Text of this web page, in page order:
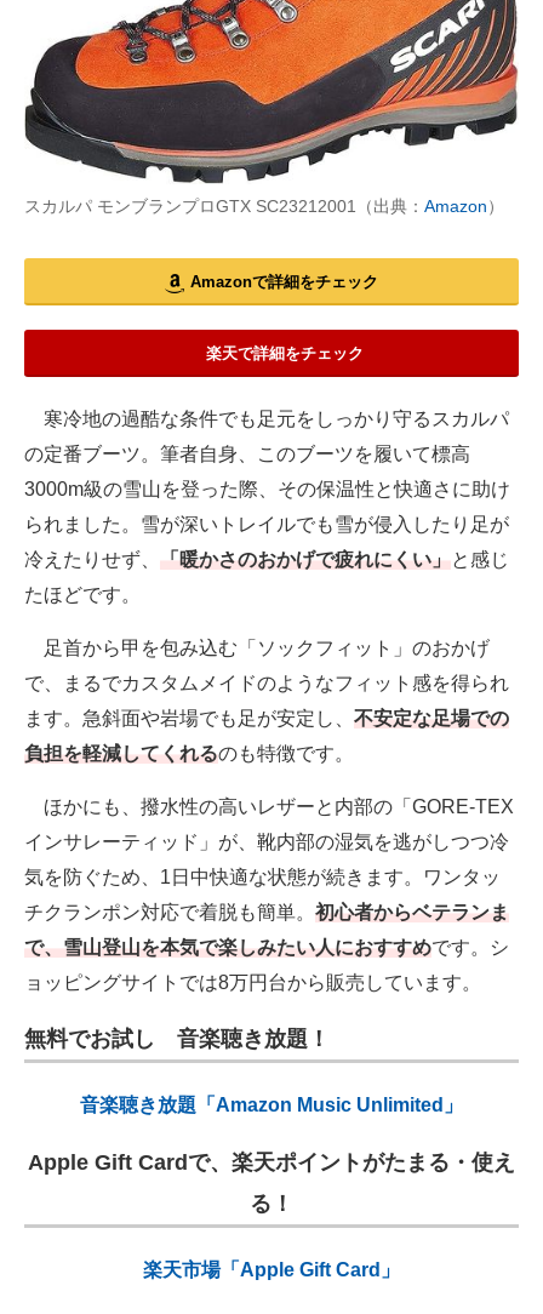
スカルパ モンブランプロGTX SC23212001（出典： Amazon）
Amazonで詳細をチェック
楽天で詳細をチェック
寒冷地の過酷な条件でも足元をしっかり守るスカルパ
の定番ブーツ。筆者自身、このブーツを履いて標高
3000m級の雪山を登った際、その保温性と快適さに助け
られました。雪が深いトレイルでも雪が侵入したり足が
冷えたりせず、 「暖かさのおかげで疲れにくい」と感じ
たほどです。
足首から甲を包み込む「ソックフィット」のおかげ
で、まるでカスタムメイドのようなフィット感を得られ
ます。急斜面や岩場でも足が安定し、 不安定な足場での
負担を軽減してくれるのも特徴です。
ほかにも、撥水性の高いレザーと内部の「GORE-TEX
インサレーティッド」が、靴内部の湿気を逃がしつつ冷
気を防ぐため、1日中快適な状態が続きます。ワンタッ
チクランポン対応で着脱も簡単。 初心者からベテランま
で、雪山登山を本気で楽しみたい人におすすめです。シ
ョッピングサイトでは8万円台から販売しています。
無料でお試し 音楽聴き放題！
音楽聴き放題「Amazon Music Unlimited」
Apple Gift Cardで、楽天ポイントがたまる・使え
る！
楽天市場「Apple Gift Card」